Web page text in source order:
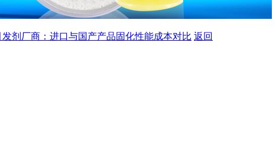
发剂厂商：进口与国产产品固化性能成本对比 返回